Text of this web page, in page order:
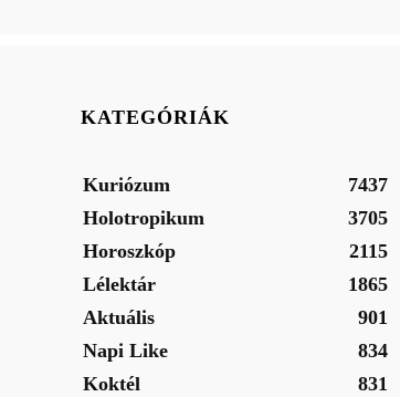
KATEGÓRIÁK
Kuriózum
7437
Holotropikum
3705
Horoszkóp
2115
Lélektár
1865
Aktuális
901
Napi Like
834
Koktél
831